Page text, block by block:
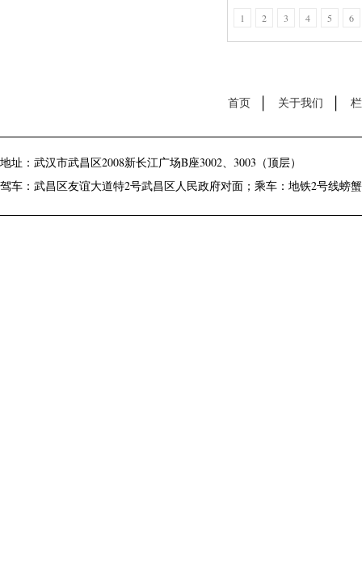
1 2 3 4 5 6
首页 关于我们
地址：武汉市武昌区2008新长江广场B座3002、3003（顶层）
驾车：武昌区友谊大道特2号武昌区人民政府对面；乘车：地铁2号线螃